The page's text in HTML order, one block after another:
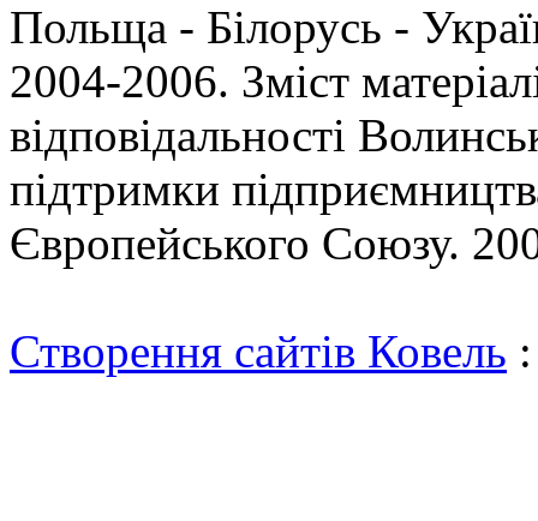
Польща - Білорусь -
2004-2006. Зміст
відповідальності
підтримки
Європейського Союзу.
Створення сайтів Ковель